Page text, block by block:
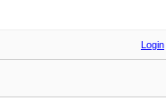
Login